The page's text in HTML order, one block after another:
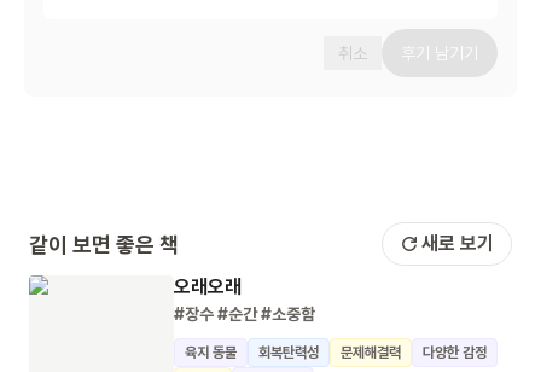
취소 후기 남기기
같이 보면 좋은 책 새로 보기
오래오래
#장수#순간#소중함
육지 동물 회복탄력성 문제해결력
다양한 감정